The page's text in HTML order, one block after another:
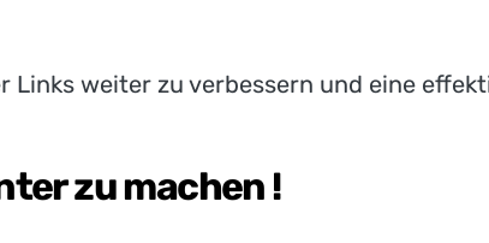
Links weiter zu verbessern und eine
zu machen !